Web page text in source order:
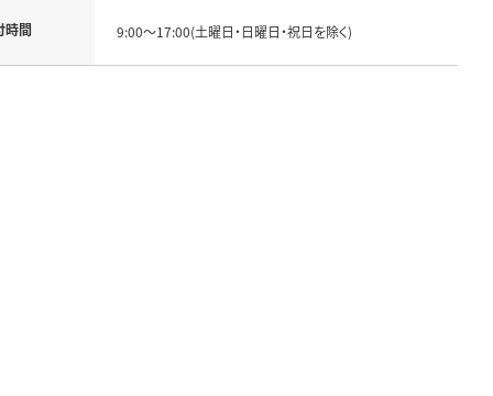
時間 9:00～17:00(土曜日・日曜日・祝日を除く)